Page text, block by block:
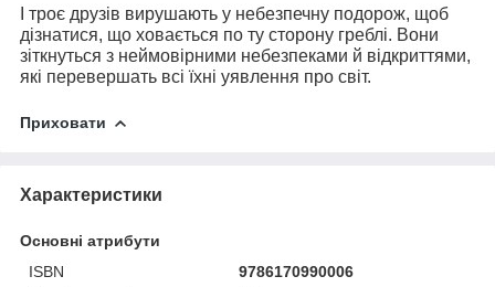
І троє друзів вирушають у небезпечну подорож, щоб
дізнатися, що ховається по ту сторону греблі. Вони
зіткнуться з неймовірними небезпеками й відкриттями,
які перевершать всі їхні уявлення про світ.
Приховати
Характеристики
Основні атрибути
ISBN
9786170990006